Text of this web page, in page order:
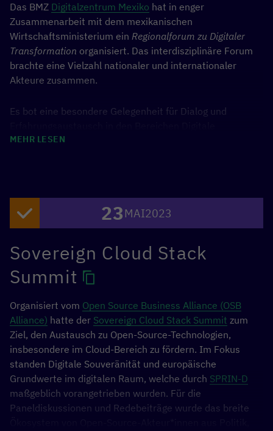
Das BMZ Digitalzentrum Mexiko hat in enger
Zusammenarbeit mit dem mexikanischen
Wirtschaftsministerium ein Regionalforum zu Digitaler
Transformation organisiert. Das interdisziplinäre Forum
brachte eine Vielzahl nationaler und internationaler
Akteure zusammen.
Es bot eine besondere Gelegenheit für Dialog und
Transformation, Digitalpolitik, Daten und öffentliche
Ländern wie Deutschland, Brasilien, Chile, Kolumbien,
Ecuador und Peru teil, und fast 700 Personen waren
persönlich anwesend. Es fanden 58 Vorträge statt,
darunter Expertenpanels, Impulsvorträge, Multi-
Stakeholder-Dialoge und fünf Workshops. An dem Forum,
das im Wirtschaftsministerium in Mexiko-Stadt stattfand,
nahmen 120 Redner*innen aus 40 verschiedenen
öffentlichen, privaten und sozialen Einrichtungen teil.
MEHR LESEN
23MAI2023
Sovereign Cloud Stack
Summit
Organisiert vom Open Source Business Alliance (OSB
Alliance) hatte der Sovereign Cloud Stack Summit zum
Ziel, den Austausch zu Open-Source-Technologien,
insbesondere im Cloud-Bereich zu fördern. Im Fokus
standen Digitale Souveränität und europäische
Grundwerte im digitalen Raum, welche durch SPRIN-D
maßgeblich vorangetrieben wurden. Für die
Paneldiskussionen und Redebeiträge wurde das breite